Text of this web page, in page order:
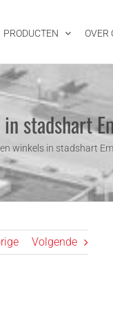
PRODUCTEN OVER
stadshart
winkels in stadshart
Volgende